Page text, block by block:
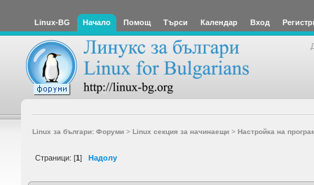
Linux-BG Начало Помощ Търси Календар Вход
Linux за българи: Форуми> Linux секция за начинаещи> Настройка на
Страници: [1] Надолу